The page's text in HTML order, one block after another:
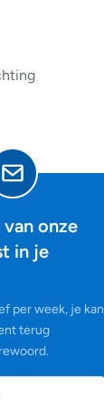
onze
in je
per week, je kan
terug